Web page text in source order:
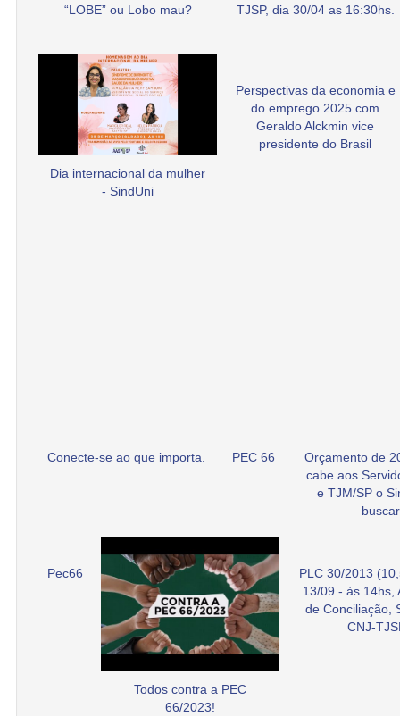
“LOBE” ou Lobo mau?
TJSP, dia 30/04 as 16:30hs.
Dia internacional da mulher
- SindUni
Perspectivas da economia e
do emprego 2025 com
Geraldo Alckmin vice
presidente do Brasil
Conecte-se ao que importa. PEC 66
Orçamento de
cabe aos
e TJM/SP o
Pec66
Todos contra a PEC
66/2023!
PLC 30/2013
13/09 - às 14hs,
de Conciliação,
CNJ-